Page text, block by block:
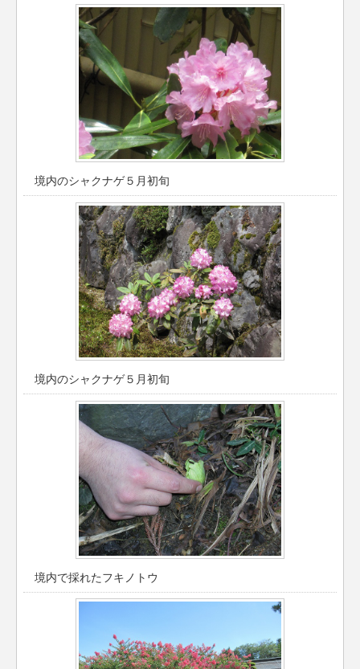
境内のシャクナゲ５月初旬
境内のシャクナゲ５月初旬
境内で採れたフキノトウ